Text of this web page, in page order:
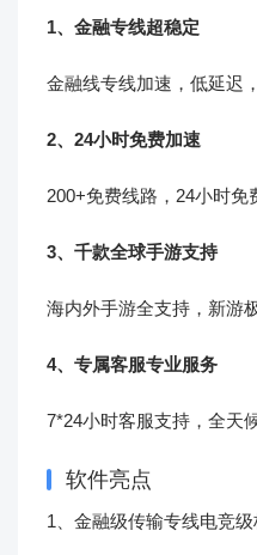
1、金融专线超稳定
金融线专线加速，低延迟
2、24小时免费加速
200+免费线路，24小时免
3、千款全球手游支持
海内外手游全支持，新游
4、专属客服专业服务
7*24小时客服支持，全天
软件亮点
1、金融级传输专线电竞级